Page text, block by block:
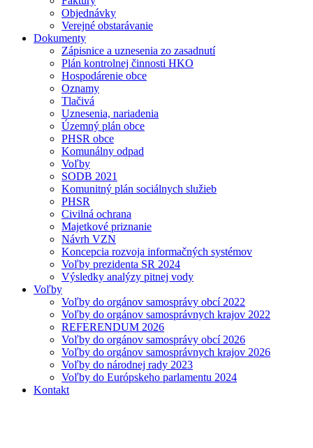
Objednávky
Verejné obstarávanie
Dokumenty
Zápisnice a uznesenia zo zasadnutí
Plán kontrolnej činnosti HKO
Hospodárenie obce
Oznamy
Tlačivá
Uznesenia, nariadenia
Územný plán obce
PHSR obce
Komunálny odpad
Voľby
SODB 2021
Komunitný plán sociálnych služieb
PHSR
Civilná ochrana
Majetkové priznanie
Návrh VZN
Koncepcia rozvoja informačných systémov
Voľby prezidenta SR 2024
Výsledky analýzy pitnej vody
Voľby
Voľby do orgánov samosprávy obcí 2022
Voľby do orgánov samosprávnych krajov 2022
REFERENDUM 2026
Voľby do orgánov samosprávy obcí 2026
Voľby do orgánov samosprávnych krajov 2026
Voľby do národnej rady 2023
Voľby do Európskeho parlamentu 2024
Kontakt